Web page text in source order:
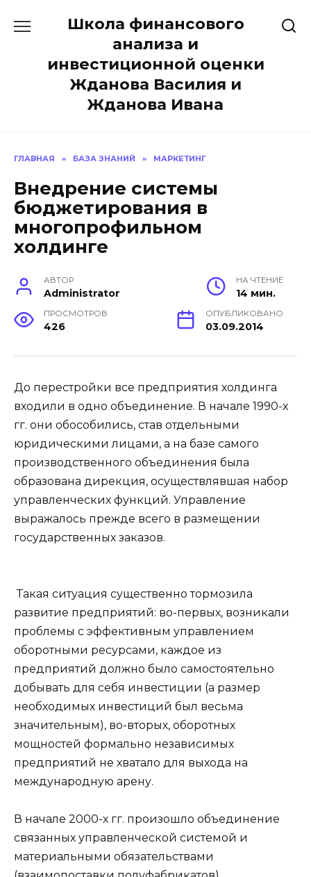
Школа финансового
анализа и
инвестиционной оценки
Жданова Василия и
Жданова Ивана
ГЛАВНАЯ » БАЗА ЗНАНИЙ » МАРКЕТИНГ
Внедрение системы
бюджетирования в
многопрофильном
холдинге
АВТОР
Administrator
НА ЧТЕНИЕ
14 мин.
ПРОСМОТРОВ
426
ОПУБЛИКОВАНО
03.09.2014
До перестройки все предприятия холдинга
входили в одно объединение. В начале 1990-х
гг. они обособились, став отдельными
юридическими лицами, а на базе самого
производственного объединения была
образована дирекция, осуществлявшая набор
управленческих функций. Управление
выражалось прежде всего в размещении
государственных заказов.
Такая ситуация существенно тормозила
развитие предприятий: во-первых, возникали
проблемы с эффективным управлением
оборотными ресурсами, каждое из
предприятий должно было самостоятельно
добывать для себя инвестиции (а размер
необходимых инвестиций был весьма
значительным), во-вторых, оборотных
мощностей формально независимых
предприятий не хватало для выхода на
международную арену.
В начале 2000-х гг. произошло объединение
связанных управленческой системой и
материальными обязательствами